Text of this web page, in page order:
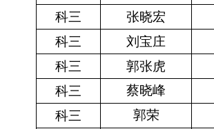
科三
张晓宏
科三
刘宝庄
科三
郭张虎
科三
蔡晓峰
科三
郭荣